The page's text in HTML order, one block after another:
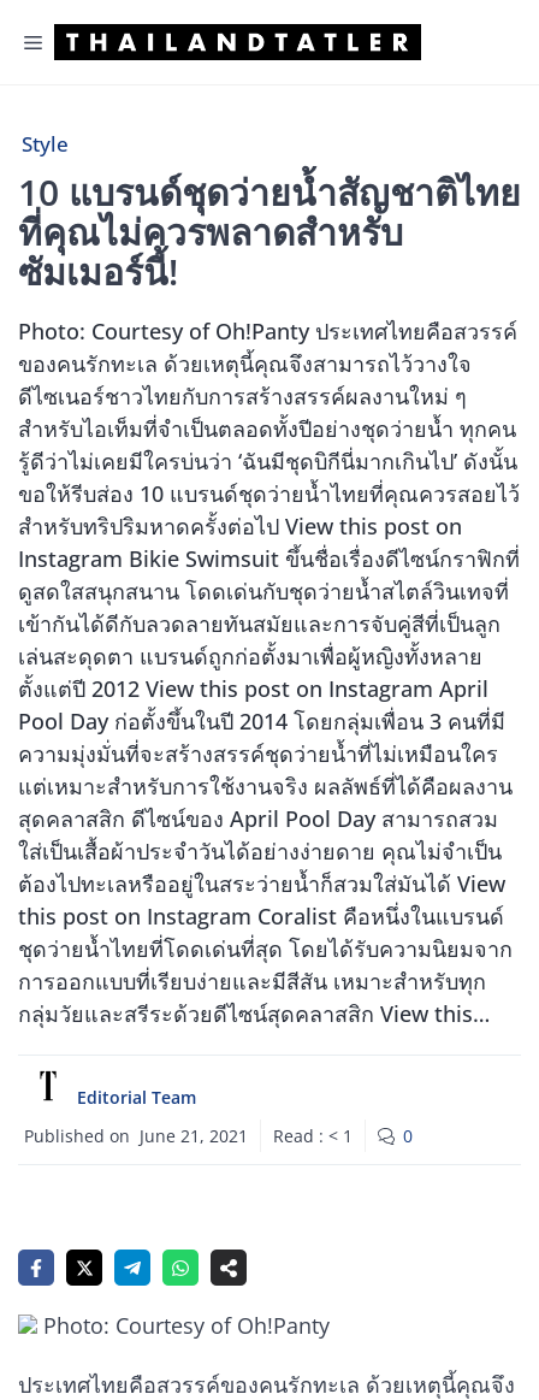
Menu
Style
10 แบรนด์ชุดว่ายน้ำสัญชาติไทย
ที่คุณไม่ควรพลาดสำหรับ
ซัมเมอร์นี้!
Photo: Courtesy of Oh!Panty ประเทศไทยคือสวรรค์
ของคนรักทะเล ด้วยเหตุนี้คุณจึงสามารถไว้วางใจ
ดีไซเนอร์ชาวไทยกับการสร้างสรรค์ผลงานใหม่ ๆ
สำหรับไอเท็มที่จำเป็นตลอดทั้งปีอย่างชุดว่ายน้ำ ทุกคน
รู้ดีว่าไม่เคยมีใครบ่นว่า ‘ฉันมีชุดบิกีนี่มากเกินไป’ ดังนั้น
ขอให้รีบส่อง 10 แบรนด์ชุดว่ายน้ำไทยที่คุณควรสอยไว้
สำหรับทริปริมหาดครั้งต่อไป View this post on
Instagram Bikie Swimsuit ขึ้นชื่อเรื่องดีไซน์กราฟิกที่
ดูสดใสสนุกสนาน โดดเด่นกับชุดว่ายน้ำสไตล์วินเทจที่
เข้ากันได้ดีกับลวดลายทันสมัยและการจับคู่สีที่เป็นลูก
เล่นสะดุดตา แบรนด์ถูกก่อตั้งมาเพื่อผู้หญิงทั้งหลาย
ตั้งแต่ปี 2012 View this post on Instagram April
Pool Day ก่อตั้งขึ้นในปี 2014 โดยกลุ่มเพื่อน 3 คนที่มี
ความมุ่งมั่นที่จะสร้างสรรค์ชุดว่ายน้ำที่ไม่เหมือนใคร
แต่เหมาะสำหรับการใช้งานจริง ผลลัพธ์ที่ได้คือผลงาน
สุดคลาสสิก ดีไซน์ของ April Pool Day สามารถสวม
ใส่เป็นเสื้อผ้าประจำวันได้อย่างง่ายดาย คุณไม่จำเป็น
ต้องไปทะเลหรืออยู่ในสระว่ายน้ำก็สวมใส่มันได้ View
this post on Instagram Coralist คือหนึ่งในแบรนด์
ชุดว่ายน้ำไทยที่โดดเด่นที่สุด โดยได้รับความนิยมจาก
การออกแบบที่เรียบง่ายและมีสีสัน เหมาะสำหรับทุก
กลุ่มวัยและสรีระด้วยดีไซน์สุดคลาสสิก View this…
Editorial Team
Published on June 21, 2021 Read : < 1 0
Photo: Courtesy of Oh!Panty
ประเทศไทยคือสวรรค์ของคนรักทะเล ด้วยเหตุนี้คุณจึง